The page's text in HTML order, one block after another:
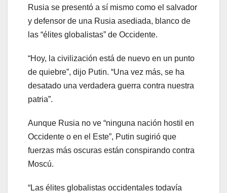
Rusia se presentó a sí mismo como el salvador
y defensor de una Rusia asediada, blanco de
las “élites globalistas” de Occidente.
“Hoy, la civilización está de nuevo en un punto
de quiebre”, dijo Putin. “Una vez más, se ha
desatado una verdadera guerra contra nuestra
patria”.
Aunque Rusia no ve “ninguna nación hostil en
Occidente o en el Este”, Putin sugirió que
fuerzas más oscuras están conspirando contra
Moscú.
“Las élites globalistas occidentales todavía